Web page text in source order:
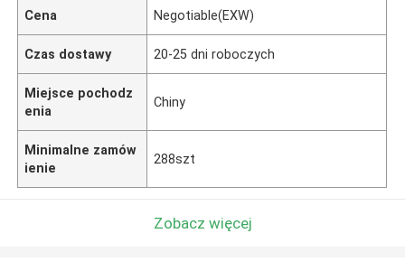
Cena Negotiable(EXW)
Czas dostawy 20-25 dni roboczych
Miejsce pochodz
enia
Chiny
Minimalne zamów
ienie
288szt
Zobacz więcej